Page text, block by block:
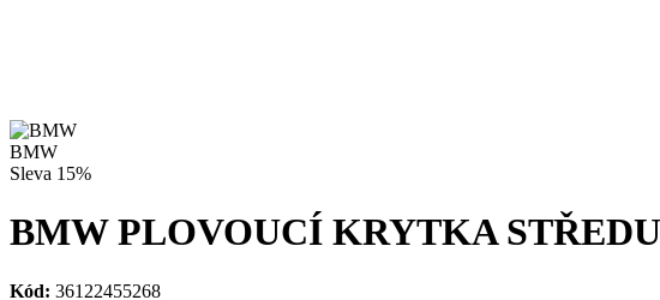
BMW
Sleva 15%
BMW PLOVOUCÍ KRYTKA
Kód: 36122455268